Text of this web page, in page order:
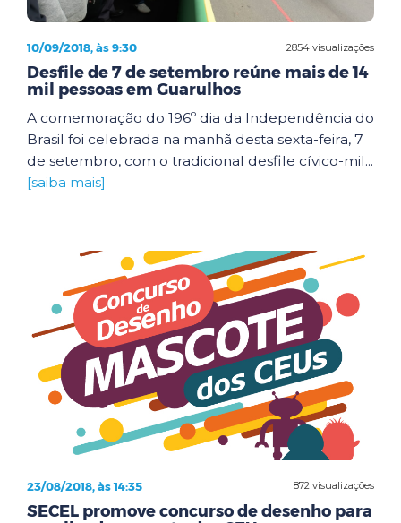
2854 visualizações
10/09/2018, às 9:30
Desfile de 7 de setembro reúne mais de 14
mil pessoas em Guarulhos
A comemoração do 196º dia da Independência do
Brasil foi celebrada na manhã desta sexta-feira, 7
de setembro, com o tradicional desfile cívico-mil...
[saiba mais]
872 visualizações
23/08/2018, às 14:35
SECEL promove concurso de desenho para